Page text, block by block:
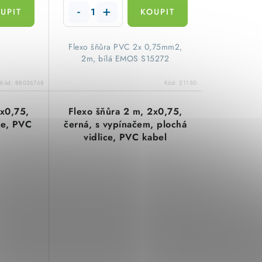
Kód: BB036768
Flexo šňůra PVC 2x 0,75mm2,
2m, bílá EMOS S15272
Kód: 21150
PVC
Flexo šňůra 2 m, 2x0,75,
černá, s vypínačem, plochá
vidlice, PVC kabel